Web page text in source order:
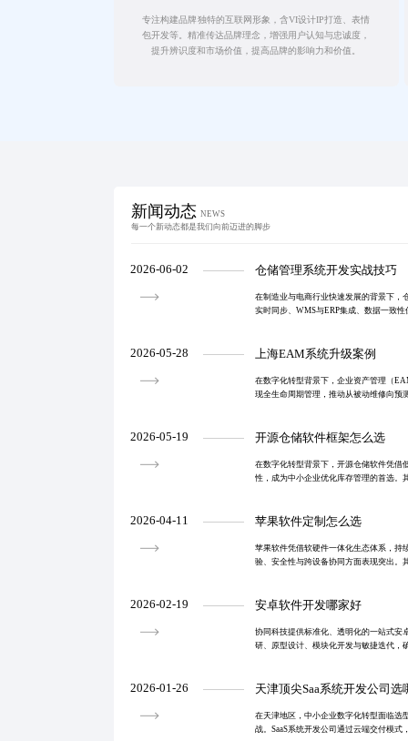
专注构建品牌独特的互联网形象，含VI设计IP打造、表情
包开发等。精准传达品牌理念，增强用户认知与忠诚度，
提升辨识度和市场价值，提高品牌的影响力和价值。
新闻动态 NEWS
每一个新动态都是我们向前迈进的脚步
2026-06-02 仓储管理系统开发实战技巧
在制造业与电商行业快速发展的背景下，
实时同步、WMS与ERP集成、数据一致
2026-05-28 上海EAM系统升级案例
在数字化转型背景下，企业资产管理（
现全生命周期管理，推动从被动维修向预
2026-05-19 开源仓储软件框架怎么选
在数字化转型背景下，开源仓储软件凭借
性，成为中小企业优化库存管理的首选。
2026-04-11 苹果软件定制怎么选
苹果软件凭借软硬件一体化生态体系，持
验、安全性与跨设备协同方面表现突出。
2026-02-19 安卓软件开发哪家好
协同科技提供标准化、透明化的一站式安
研、原型设计、模块化开发与敏捷迭代，
2026-01-26 天津顶尖Saa系统开发公司选
在天津地区，中小企业数字化转型面临选
战。SaaS系统开发公司通过云端交付模式